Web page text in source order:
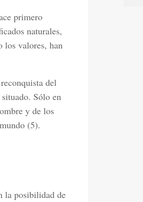
primero
naturales,
los valores, han
del
Sólo en
y de los
(5).
la posibilidad de